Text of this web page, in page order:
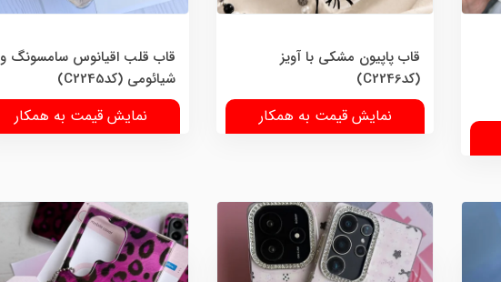
قاب پاپیون مشکی با آویز
(کدC2246)
نمایش قیمت به همکار
قاب قلب اقیانوس سامسونگ و
شیائومی (کدC2245)
نمایش قیمت به همکار